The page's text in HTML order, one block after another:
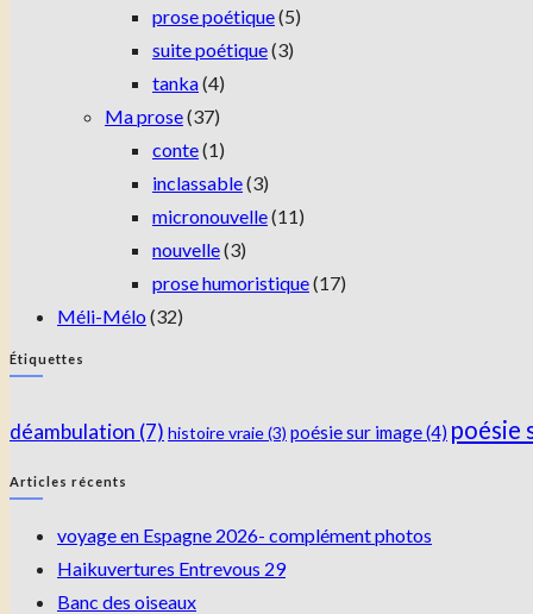
prose poétique(5)
suite poétique(3)
tanka(4)
Ma prose(37)
conte(1)
inclassable(3)
micronouvelle(11)
nouvelle(3)
prose humoristique(17)
Méli-Mélo (32)
Étiquettes
déambulation (7) histoire vraie(3) poésie sur image(4) poésie
Articles récents
voyage en Espagne 2026- complément photos
Haikuvertures Entrevous 29
Banc des oiseaux